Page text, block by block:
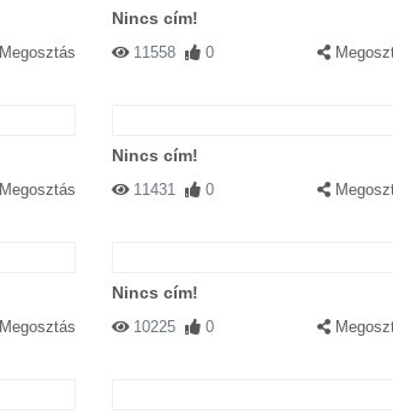
Megosztás
Nincs cím!
11558 0
Megosztás
Nincs cím!
11431 0
Megosztás
Nincs cím!
10225 0